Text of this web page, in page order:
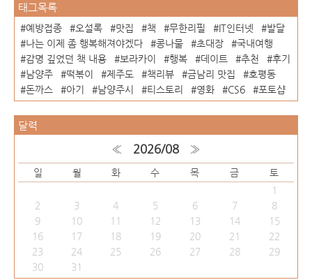
태그목록
예방접종 오설록 맛집 책 무한리필 IT인터넷
발달
나는 이제 좀 행복해져야겠다
콩나물 초대장
국내여행
감명 깊었던 책 내용
보라카이 행복 데이트 추천
후기
남양주
떡볶이 제주도 책리뷰 금남리 맛집
호평동
돈까스
아기 남양주시 티스토리 영화 CS6 포토샵
달력
« 2026/08 »
일 월 화 수 목 금
토
1
2
3 4 5 6 7
8
9
10 11 12 13 14
15
16
17 18 19 20 21
22
23
24 25 26 27 28
29
30
31